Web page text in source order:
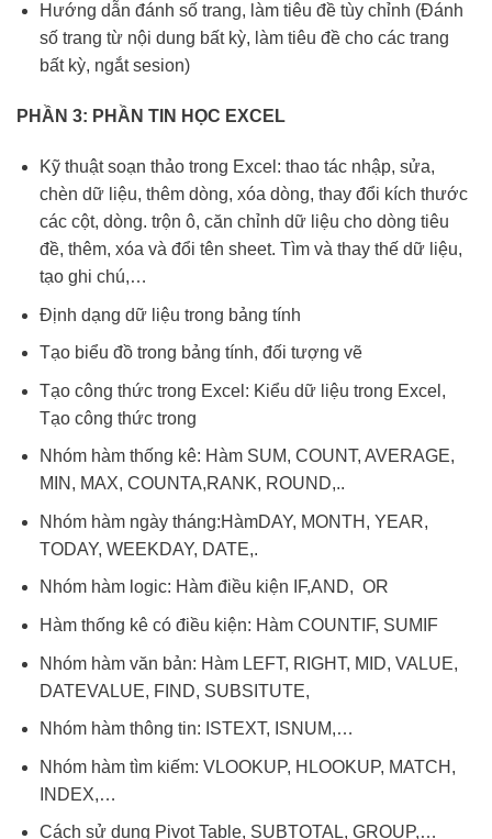
Hướng dẫn đánh số trang, làm tiêu đề tùy chỉnh (Đánh
số trang từ nội dung bất kỳ, làm tiêu đề cho các trang
bất kỳ, ngắt sesion)
PHẦN 3: PHẦN TIN HỌC EXCEL
Kỹ thuật soạn thảo trong Excel: thao tác nhập, sửa,
chèn dữ liệu, thêm dòng, xóa dòng, thay đổi kích thước
các cột, dòng. trộn ô, căn chỉnh dữ liệu cho dòng tiêu
đề, thêm, xóa và đổi tên sheet. Tìm và thay thế dữ liệu,
tạo ghi chú,…
Định dạng dữ liệu trong bảng tính
Tạo biểu đồ trong bảng tính, đối tượng vẽ
Tạo công thức trong Excel: Kiểu dữ liệu trong Excel,
Tạo công thức trong
Nhóm hàm thống kê: Hàm SUM, COUNT, AVERAGE,
MIN, MAX, COUNTA,RANK, ROUND,..
Nhóm hàm ngày tháng:HàmDAY, MONTH, YEAR,
TODAY, WEEKDAY, DATE,.
Nhóm hàm logic: Hàm điều kiện IF,AND, OR
Hàm thống kê có điều kiện: Hàm COUNTIF, SUMIF
Nhóm hàm văn bản: Hàm LEFT, RIGHT, MID, VALUE,
DATEVALUE, FIND, SUBSITUTE,
Nhóm hàm thông tin: ISTEXT, ISNUM,…
Nhóm hàm tìm kiếm: VLOOKUP, HLOOKUP, MATCH,
INDEX,…
Cách sử dụng Pivot Table, SUBTOTAL, GROUP,…